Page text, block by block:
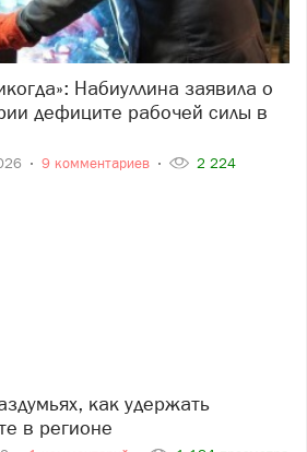
дефиците рабочей силы в
9 комментариев
2 224
в регионе